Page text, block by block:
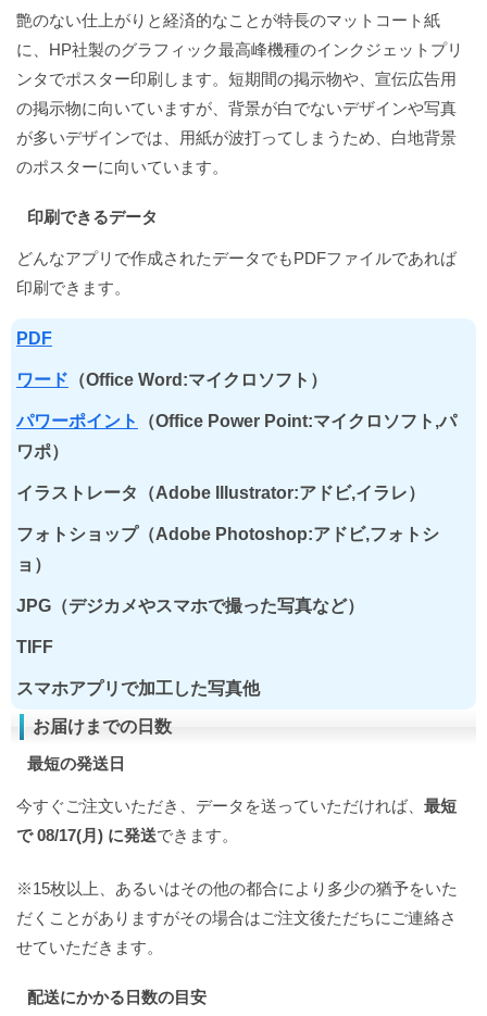
艶のない仕上がりと経済的なことが特長のマットコート紙
に、HP社製のグラフィック最高峰機種のインクジェットプリ
ンタでポスター印刷します。短期間の掲示物や、宣伝広告用
の掲示物に向いていますが、背景が白でないデザインや写真
が多いデザインでは、用紙が波打ってしまうため、白地背景
のポスターに向いています。
印刷できるデータ
どんなアプリで作成されたデータでもPDFファイルであれば
印刷できます。
PDF
ワード （Office Word:マイクロソフト）
パワーポイント
（Office Power Point:マイクロソフト,パ
ワポ）
イラストレータ（Adobe Illustrator:アドビ,イラレ）
フォトショップ（Adobe Photoshop:アドビ,フォトシ
ョ）
JPG（デジカメやスマホで撮った写真など）
TIFF
スマホアプリで加工した写真他
お届けまでの日数
最短の発送日
今すぐご注文いただき、データを送っていただければ、 最短
で 08/17(月) に発送できます。
※15枚以上、あるいはその他の都合により多少の猶予をいた
だくことがありますがその場合はご注文後ただちにご連絡さ
せていただきます。
配送にかかる日数の目安